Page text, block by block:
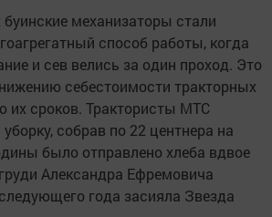
механизаторы стали
способ работы, когда
и сев велись за один проход. Это
себестоимости тракторных
их сроков. Трактористы МТС
собрав по 22 центнера на
было отправлено хлеба вдвое
Александра Ефремовича
года засияла Звезда